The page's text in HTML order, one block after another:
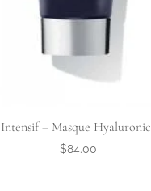
– Masque Hyaluronic
$84.00